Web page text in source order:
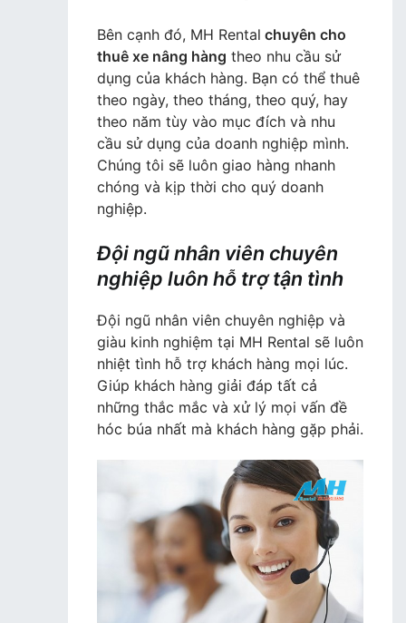
Bên cạnh đó, MH Rental chuyên cho
thuê xe nâng hàng theo nhu cầu sử
dụng của khách hàng. Bạn có thể thuê
theo ngày, theo tháng, theo quý, hay
theo năm tùy vào mục đích và nhu
cầu sử dụng của doanh nghiệp mình.
Chúng tôi sẽ luôn giao hàng nhanh
chóng và kịp thời cho quý doanh
nghiệp.
Đội ngũ nhân viên chuyên
nghiệp luôn hỗ trợ tận tình
Đội ngũ nhân viên chuyên nghiệp và
giàu kinh nghiệm tại MH Rental sẽ luôn
nhiệt tình hỗ trợ khách hàng mọi lúc.
Giúp khách hàng giải đáp tất cả
những thắc mắc và xử lý mọi vấn đề
hóc búa nhất mà khách hàng gặp phải.